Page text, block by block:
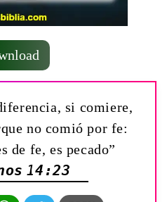
si comiere,
no comió por fe:
de fe, es pecado”
14:23